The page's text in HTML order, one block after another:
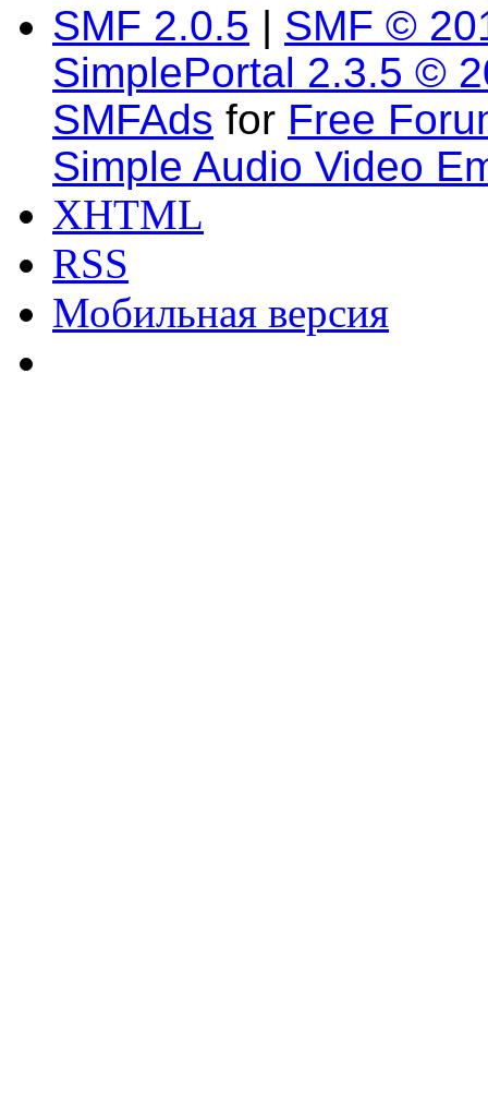
SMF 2.0.5 | SMF ©
SimplePortal 2.3.5 ©
SMFAds for Free
Simple Audio Video
XHTML
RSS
Мобильная версия